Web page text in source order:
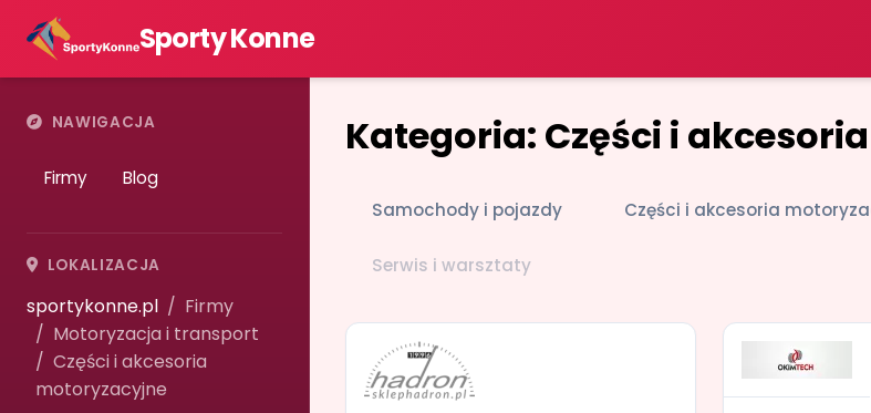
Sporty Konne
NAWIGACJA
Firmy Blog
LOKALIZACJA
sportykonne.pl
Firmy
Motoryzacja i transport
Części i akcesoria
motoryzacyjne
Kategoria: Części i
Samochody i pojazdy Części i akcesoria
Serwis i warsztaty